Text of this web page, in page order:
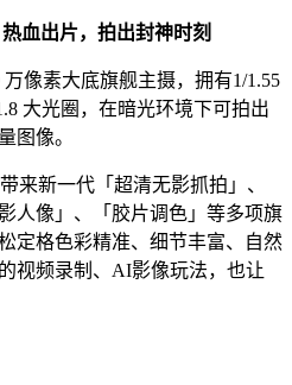
血出片，拍出封神时刻
像素大底旗舰主摄，拥有1/1.55
大光圈，在暗光环境下可拍出
图像。
来新一代「超清无影抓拍」、
人像」、「胶片调色」等多项旗
定格色彩精准、细节丰富、自然
视频录制、AI影像玩法，也让